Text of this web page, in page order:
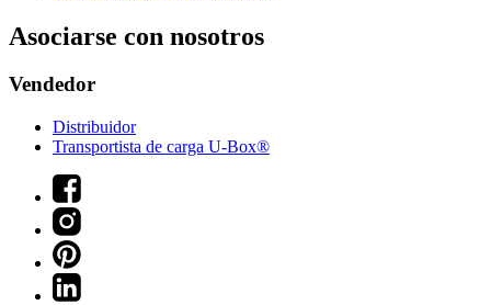
Asociarse con nosotros
Vendedor
Distribuidor
Transportista de carga U-Box®